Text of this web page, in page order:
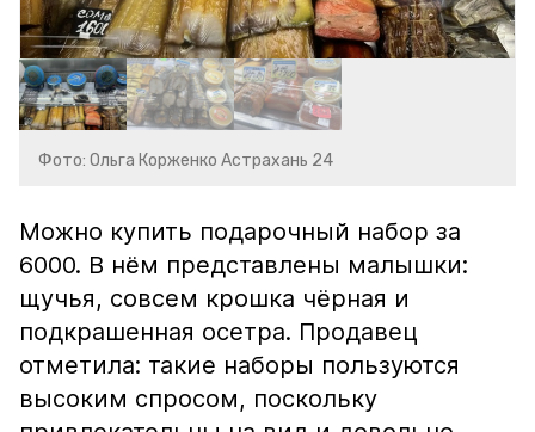
Фото: Ольга Корженко Астрахань 24
Можно купить подарочный набор за
6000. В нём представлены малышки:
щучья, совсем крошка чёрная и
подкрашенная осетра. Продавец
отметила: такие наборы пользуются
высоким спросом, поскольку